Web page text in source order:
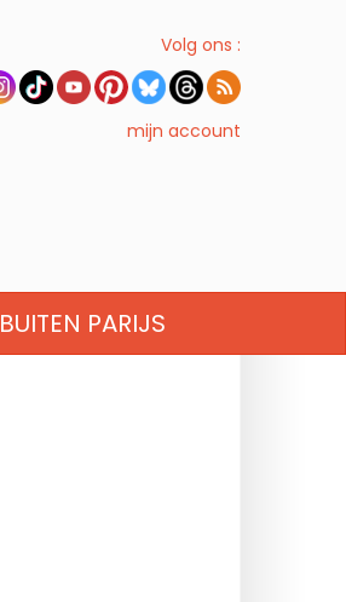
Volg ons :
mijn account
BUITEN PARIJS